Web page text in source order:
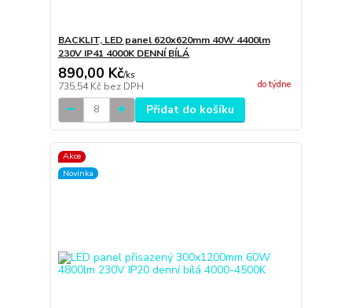
BACKLIT, LED panel 620x620mm 40W 4400lm
230V IP41 4000K DENNÍ BÍLÁ
890,00 Kč/ks
735,54 Kč bez DPH do týdne
Přidat do košíku
Akce
Novinka